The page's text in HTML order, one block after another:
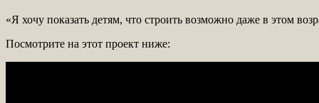
«Я хочу показать детям, что строить возможно даже в этом
Посмотрите на этот проект ниже: